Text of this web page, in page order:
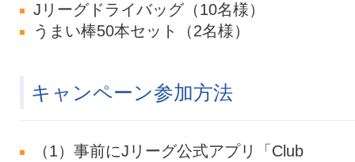
Jリーグドライバッグ（10名様）
うまい棒50本セット（2名様）
キャンペーン参加方法
（1）事前にJリーグ公式アプリ「Club